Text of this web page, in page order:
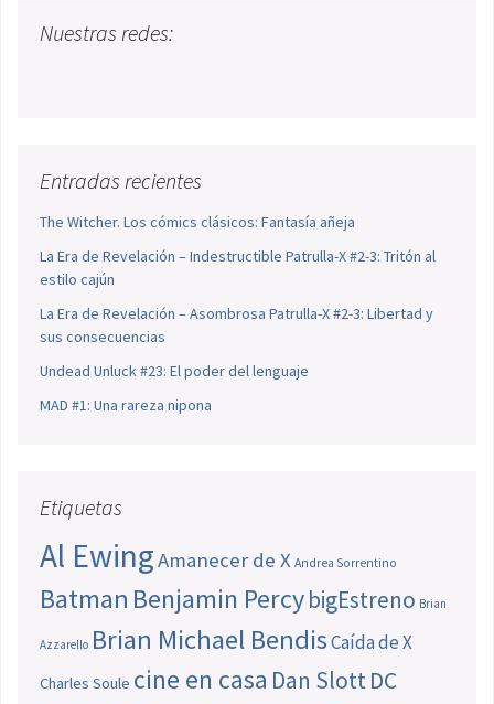
Nuestras redes:
Entradas recientes
The Witcher. Los cómics clásicos: Fantasía añeja
La Era de Revelación – Indestructible Patrulla-X #2-3: Tritón al
estilo cajún
La Era de Revelación – Asombrosa Patrulla-X #2-3: Libertad y
sus consecuencias
Undead Unluck #23: El poder del lenguaje
MAD #1: Una rareza nipona
Etiquetas
Al EwingAmanecer de X Andrea Sorrentino
Batman Benjamin PercybigEstreno Brian
Azzarello Brian Michael BendisCaída de X
Charles Soule cine en casa Dan SlottDC